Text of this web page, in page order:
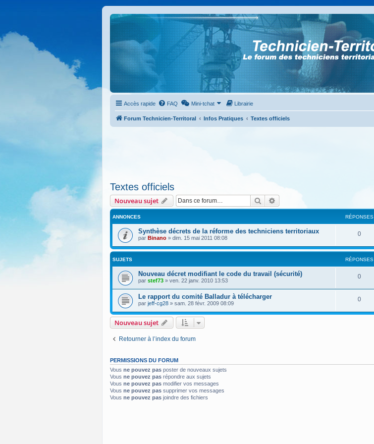
Accès rapide FAQ Mini-tchat Librairie
Forum Technicien-Territoral Infos Pratiques Textes officiels
Textes officiels
Nouveau sujet Rechercher
ANNONCES RÉPONSES
Synthèse décrets de la réforme des techniciens territoriaux
par Binano » dim. 15 mai 2011 08:08
0
SUJETS RÉPONSES
Nouveau décret modifiant le code du travail (sécurité)
par stef73 » ven. 22 janv. 2010 13:53
0
Le rapport du comité Balladur à télécharger
par jeff-cg28 » sam. 28 févr. 2009 08:09
0
Nouveau sujet
Retourner à l’index du forum
PERMISSIONS DU FORUM
Vous ne pouvez pas poster de nouveaux sujets
Vous ne pouvez pas répondre aux sujets
Vous ne pouvez pas modifier vos messages
Vous ne pouvez pas supprimer vos messages
Vous ne pouvez pas joindre des fichiers